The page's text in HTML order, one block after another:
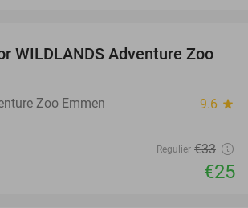
24%
WILDLANDS Adventure Zoo
Zoo Emmen 9.6 star
Regulier €33
€25